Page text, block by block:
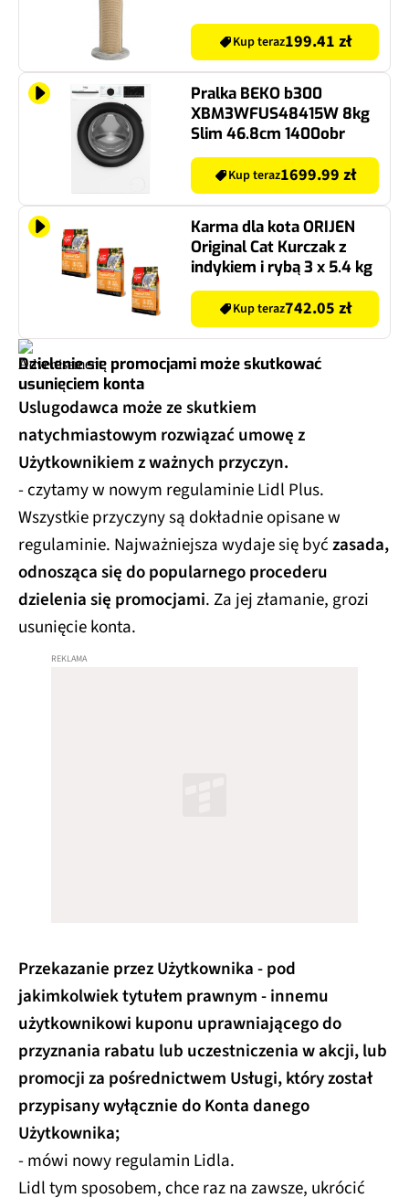
Kup teraz199.41 zł
Pralka BEKO b300
XBM3WFUS48415W 8kg
Slim 46.8cm 1400obr
Kup teraz1699.99 zł
Karma dla kota ORIJEN
Original Cat Kurczak z
indykiem i rybą 3 x 5.4 kg
Kup teraz742.05 zł
Dzielenie się promocjami może skutkować
usunięciem konta
Uslugodawca może ze skutkiem
natychmiastowym rozwiązać umowę z
Użytkownikiem z ważnych przyczyn.
- czytamy w nowym regulaminie Lidl Plus.
Wszystkie przyczyny są dokładnie opisane w
regulaminie. Najważniejsza wydaje się być zasada,
odnosząca się do popularnego procederu
dzielenia się promocjami. Za jej złamanie, grozi
usunięcie konta.
Przekazanie przez Użytkownika - pod
jakimkolwiek tytułem prawnym - innemu
użytkownikowi kuponu uprawniającego do
przyznania rabatu lub uczestniczenia w akcji, lub
promocji za pośrednictwem Usługi, który został
przypisany wyłącznie do Konta danego
Użytkownika;
- mówi nowy regulamin Lidla.
Lidl tym sposobem, chce raz na zawsze, ukrócić